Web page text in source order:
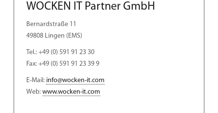
WOCKEN IT Partner GmbH
Bernardstraße 11
49808 Lingen (EMS)
Tel.: +49 (0) 591 91 23 30
Fax: +49 (0) 591 91 23 39 9
E-Mail: info@wocken-it.com
Web:www.wocken-it.com